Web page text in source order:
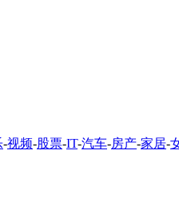
-视频-股票-IT-汽车-房产-家居-